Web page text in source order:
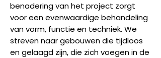
benadering van het project zorgt
voor een evenwaardige behandeling
van vorm, functie en techniek. We
streven naar gebouwen die tijdloos
en gelaagd zijn, die zich voegen in de